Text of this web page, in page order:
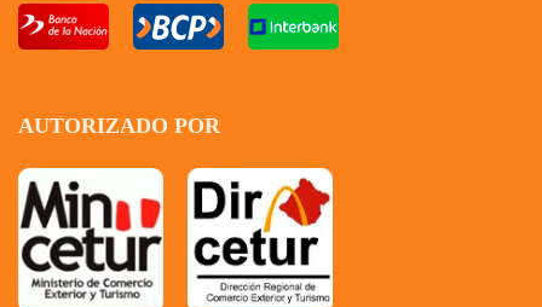
AUTORIZADO POR